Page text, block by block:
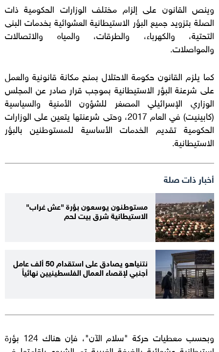
وينص القانون على إلزام مختلف الوزارات الحكومية ذات
الصلة بتزويد جميع البؤر الاستيطانية العشوائية بخدمات البنى
التحتية، والكهرباء، والطرقات، والمياه والاتصالات
والمواصلات.
كما يلزم القانون حكومة الاحتلال بمنح مكانة قانونية والعمل
على شرعنة البؤر الاستيطانية بموجب قرار صادر عن المجلس
الوزاري الإسرائيلي المصغر للشؤون الأمنية والسياسية
(كابينيت) في العام 2017، وحتى شرعنتها يتعين على الوزارات
الحكومية تقديم الخدمات الأساسية للمستوطنين بالبؤر
الاستيطانية.
أخبار ذات صلة
مستوطنون يوسعون بؤرة "عش غراب"
الاستيطانية شرق بيت لحم
نتنياهو يصادق على استقدام 50 ألف عامل
أجنبي لإقصاء العمال الفلسطينيين نهائياً
وبحسب معطيات حركة "سلام الآن"، فإن هناك 124 بؤرة